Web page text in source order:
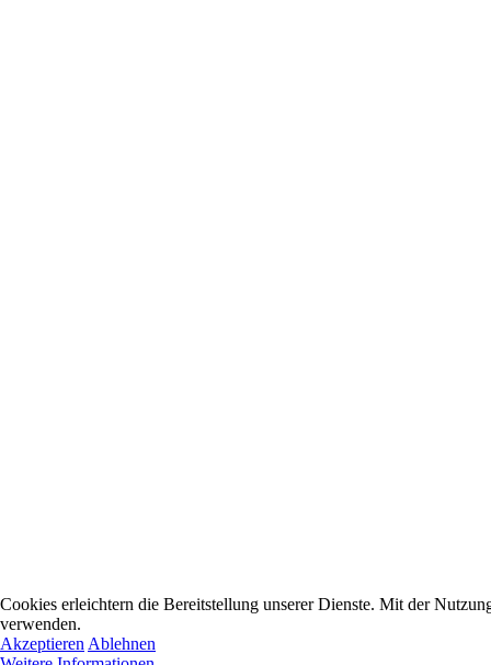
Cookies erleichtern die Bereitstellung unserer Dienste. Mit der
verwenden.
Akzeptieren Ablehnen